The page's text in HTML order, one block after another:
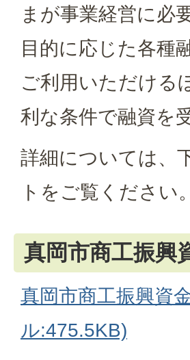
まが事業経営に必
目的に応じた各種
ご利用いただける
利な条件で融資を
詳細については、
トをご覧ください。
真岡市商工振興
真岡市商工振興資
ル:475.5KB)